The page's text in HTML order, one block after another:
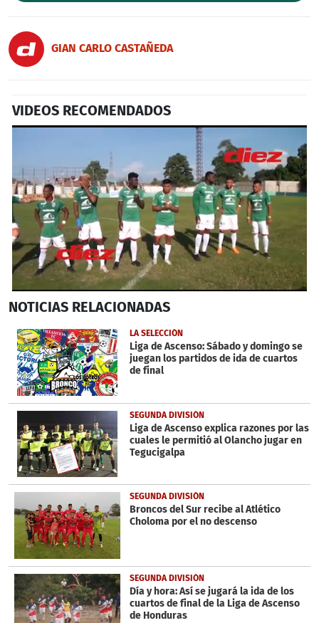
GIAN CARLO CASTAÑEDA
VIDEOS RECOMENDADOS
seconds
2
minutes,
7
seconds
NOTICIAS RELACIONADAS
LA SELECCIÓN
Liga de Ascenso: Sábado y domingo se
juegan los partidos de ida de cuartos
de final
SEGUNDA DIVISIÓN
Liga de Ascenso explica razones por las
cuales le permitió al Olancho jugar en
Tegucigalpa
SEGUNDA DIVISIÓN
Broncos del Sur recibe al Atlético
Choloma por el no descenso
SEGUNDA DIVISIÓN
Día y hora: Así se jugará la ida de los
cuartos de final de la Liga de Ascenso
de Honduras